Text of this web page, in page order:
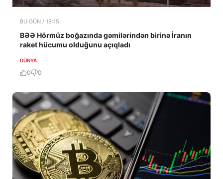
BU GÜN / 18:15
BƏƏ Hörmüz boğazında gəmilərindən birinə İranın
raket hücumu olduğunu açıqladı
DÜNYA
0 0